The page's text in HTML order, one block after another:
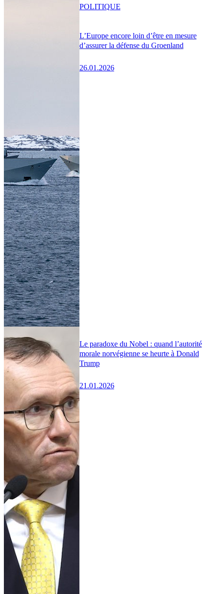
L’Europe encore loin d’être en mesure
d’assurer la défense du Groenland
26.01.2026
POLITIQUE
Le paradoxe du Nobel : quand l’autorité
morale norvégienne se heurte à Donald
Trump
21.01.2026